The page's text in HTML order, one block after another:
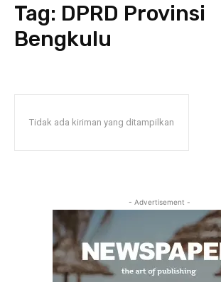
Tag: DPRD Provinsi
Bengkulu
Tidak ada kiriman yang ditampilkan
- Advertisement -